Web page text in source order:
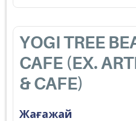
YOGI TREE
CAFE (EX.
& CAFE)
Жағажай